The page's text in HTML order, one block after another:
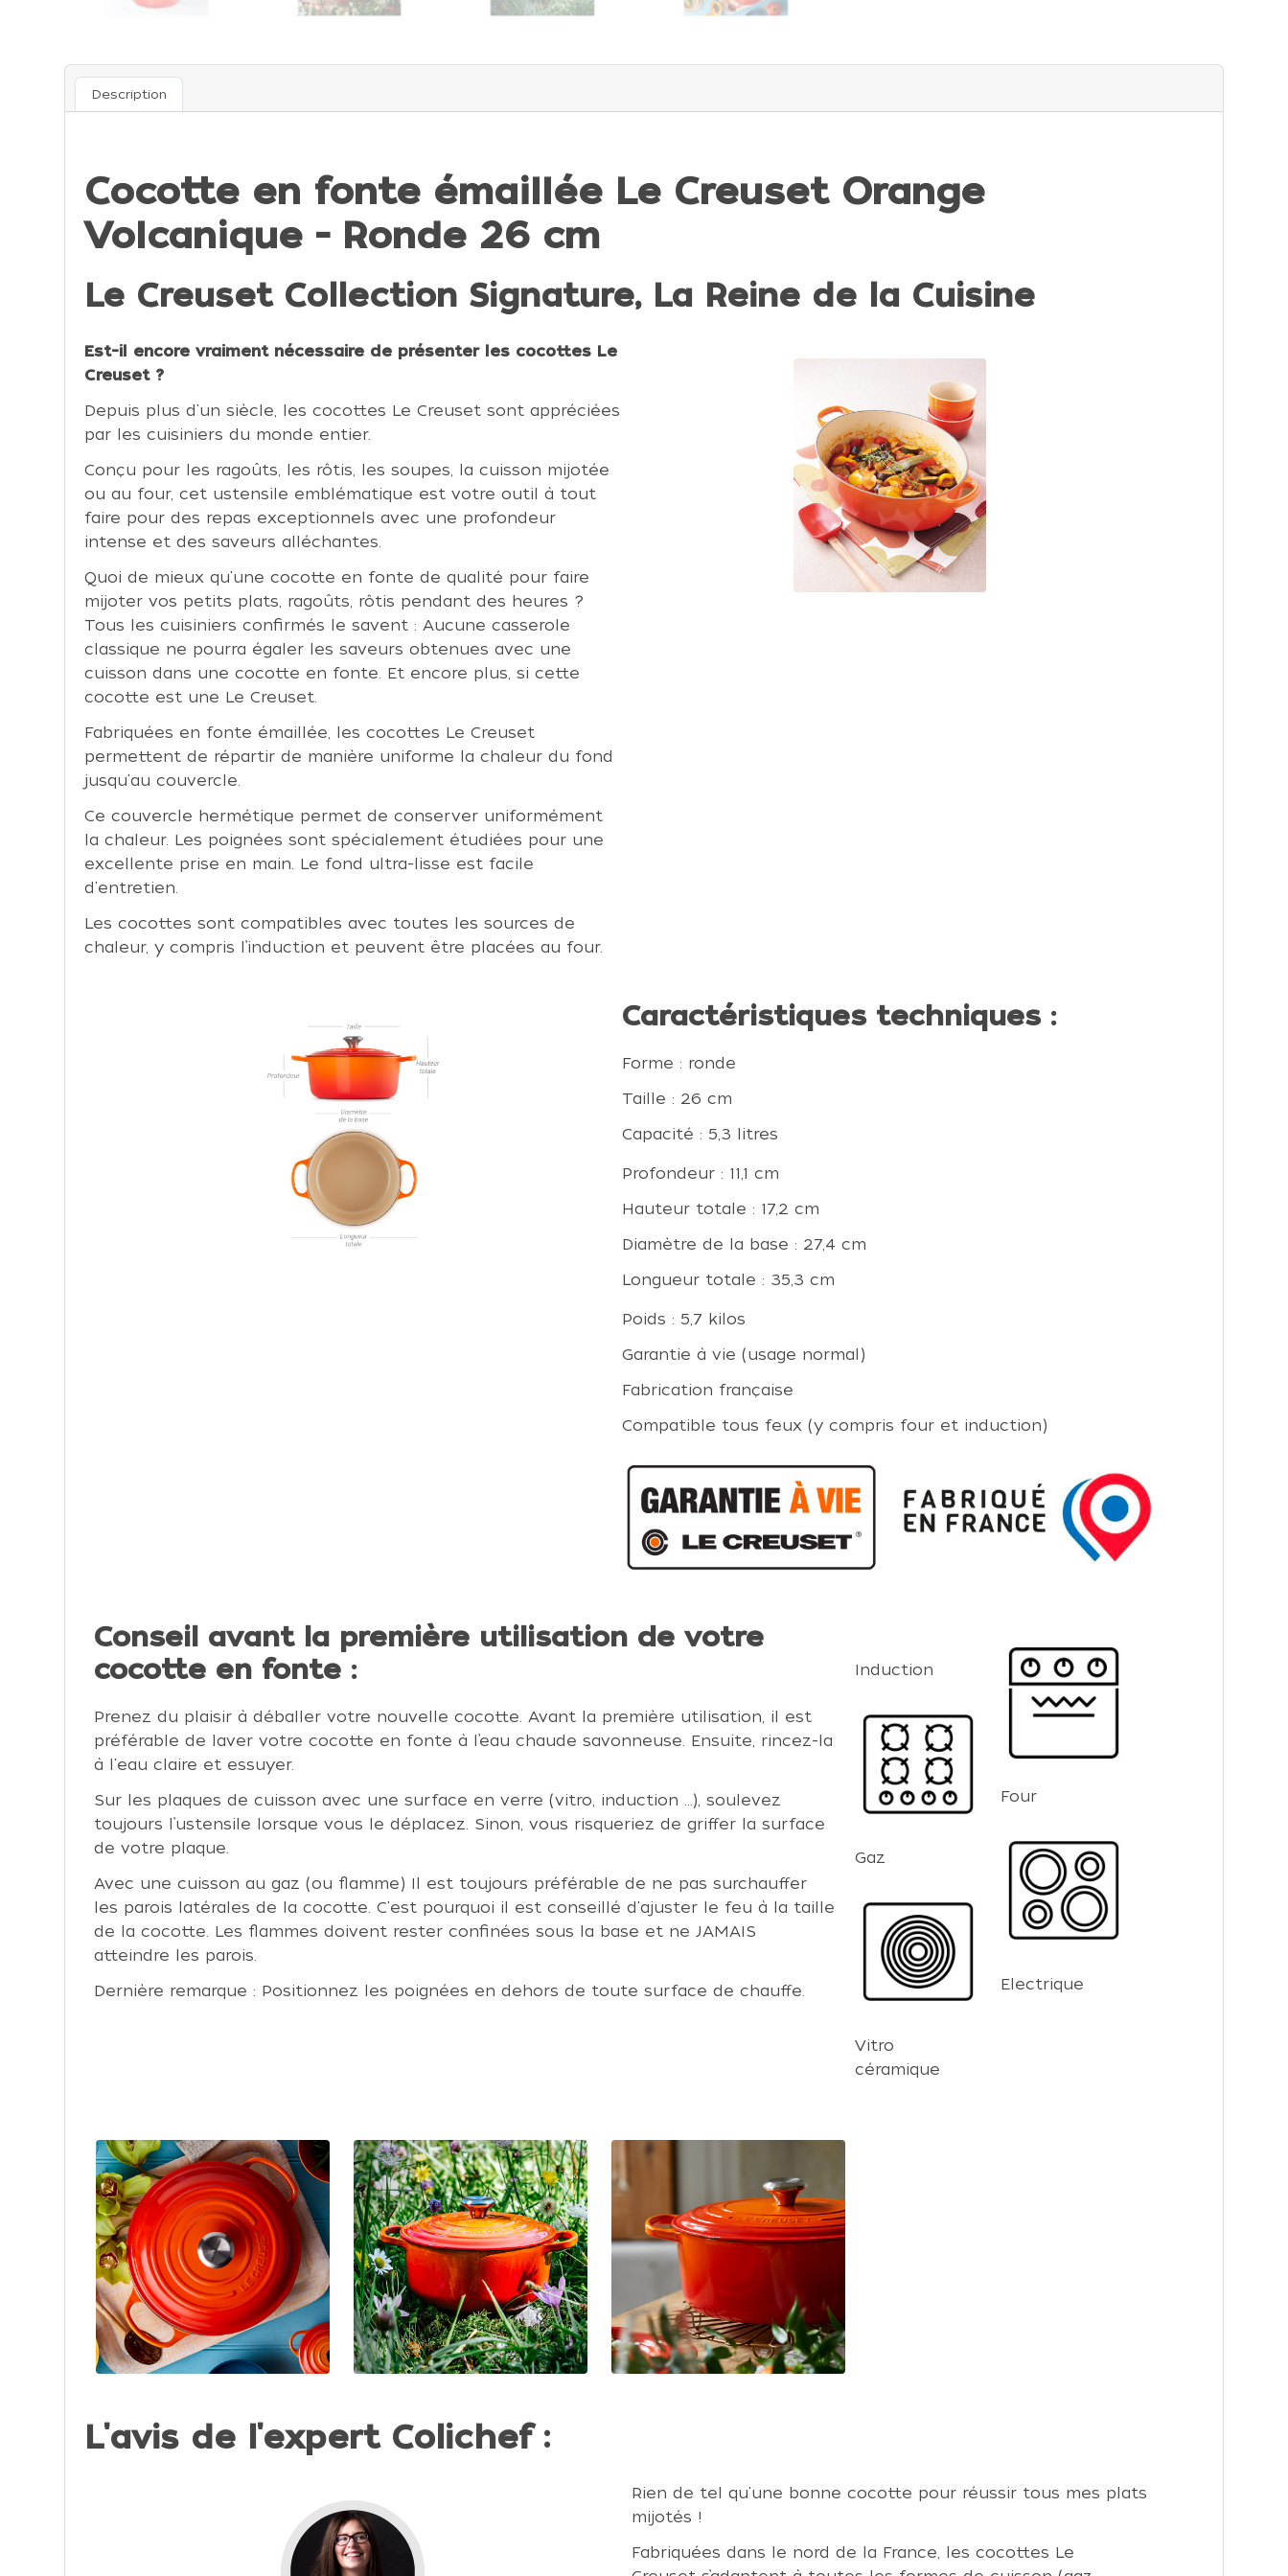
Description
Cocotte en fonte émaillée Le Creuset Orange
Volcanique - Ronde 26 cm
Le Creuset Collection Signature, La Reine de la Cuisine
Est-il encore vraiment nécessaire de présenter les cocottes Le
Creuset ?
Depuis plus d'un siècle, les cocottes Le Creuset sont appréciées
par les cuisiniers du monde entier.
Conçu pour les ragoûts, les rôtis, les soupes, la cuisson mijotée
ou au four, cet ustensile emblématique est votre outil à tout
faire pour des repas exceptionnels avec une profondeur
intense et des saveurs alléchantes.
Quoi de mieux qu'une cocotte en fonte de qualité pour faire
mijoter vos petits plats, ragoûts, rôtis pendant des heures ?
Tous les cuisiniers confirmés le savent : Aucune casserole
classique ne pourra égaler les saveurs obtenues avec une
cuisson dans une cocotte en fonte. Et encore plus, si cette
cocotte est une Le Creuset.
Fabriquées en fonte émaillée, les cocottes Le Creuset
permettent de répartir de manière uniforme la chaleur du fond
jusqu'au couvercle.
Ce couvercle hermétique permet de conserver uniformément
la chaleur. Les poignées sont spécialement étudiées pour une
excellente prise en main. Le fond ultra-lisse est facile
d'entretien.
Les cocottes sont compatibles avec toutes les sources de
chaleur, y compris l’induction et peuvent être placées au four.
Caractéristiques techniques :
Forme : ronde
Taille : 26 cm
Capacité : 5,3 litres
Profondeur : 11,1 cm
Hauteur totale : 17,2 cm
Diamètre de la base : 27,4 cm
Longueur totale : 35,3 cm
Poids : 5,7 kilos
Garantie à vie (usage normal)
Fabrication française
Compatible tous feux (y compris four et induction)
Conseil avant la première utilisation de votre
cocotte en fonte :
Prenez du plaisir à déballer votre nouvelle cocotte. Avant la première utilisation, il est
préférable de laver votre cocotte en fonte à l’eau chaude savonneuse. Ensuite, rincez-la
à l'eau claire et essuyer.
Sur les plaques de cuisson avec une surface en verre (vitro, induction ...), soulevez
toujours l’ustensile lorsque vous le déplacez. Sinon, vous risqueriez de griffer la surface
de votre plaque.
Avec une cuisson au gaz (ou flamme) Il est toujours préférable de ne pas surchauffer
les parois latérales de la cocotte. C'est pourquoi il est conseillé d'ajuster le feu à la taille
de la cocotte. Les flammes doivent rester confinées sous la base et ne JAMAIS
atteindre les parois.
Dernière remarque : Positionnez les poignées en dehors de toute surface de chauffe.
Induction
Gaz
Vitro
céramique
Four
Electrique
L'avis de l'expert Colichef :
Rien de tel qu'une bonne cocotte pour réussir tous mes plats
mijotés !
Fabriquées dans le nord de la France, les cocottes Le